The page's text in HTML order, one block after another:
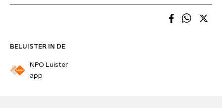
BELUISTER IN DE
NPO Luister
app